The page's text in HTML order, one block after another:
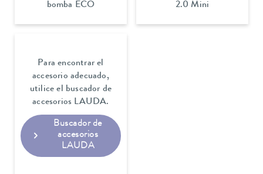
bomba ECO
2.0 Mini
Para encontrar el
accesorio adecuado,
utilice el buscador de
accesorios LAUDA.
Buscador de
accesorios
LAUDA